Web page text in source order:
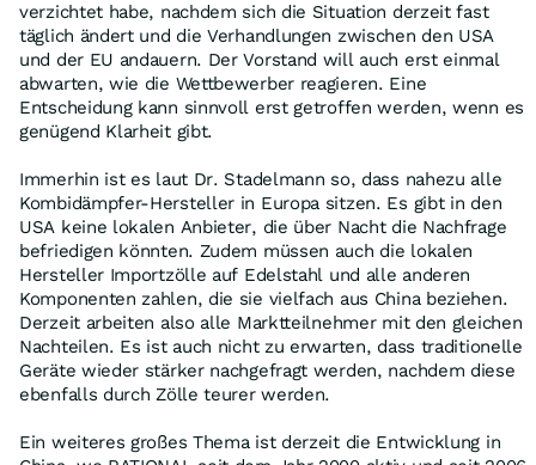
verzichtet habe, nachdem sich die Situation derzeit fast
täglich ändert und die Verhandlungen zwischen den USA
und der EU andauern. Der Vorstand will auch erst einmal
abwarten, wie die Wettbewerber reagieren. Eine
Entscheidung kann sinnvoll erst getroffen werden, wenn es
genügend Klarheit gibt.
Immerhin ist es laut Dr. Stadelmann so, dass nahezu alle
Kombidämpfer-Hersteller in Europa sitzen. Es gibt in den
USA keine lokalen Anbieter, die über Nacht die Nachfrage
befriedigen könnten. Zudem müssen auch die lokalen
Hersteller Importzölle auf Edelstahl und alle anderen
Komponenten zahlen, die sie vielfach aus China beziehen.
Derzeit arbeiten also alle Marktteilnehmer mit den gleichen
Nachteilen. Es ist auch nicht zu erwarten, dass traditionelle
Geräte wieder stärker nachgefragt werden, nachdem diese
ebenfalls durch Zölle teurer werden.
Ein weiteres großes Thema ist derzeit die Entwicklung in